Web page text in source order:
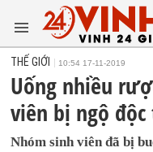
THẾ GIỚI 10:54 17-11-2019
Uống nhiều
viên bị ngộ
Nhóm sinh viên đã bị